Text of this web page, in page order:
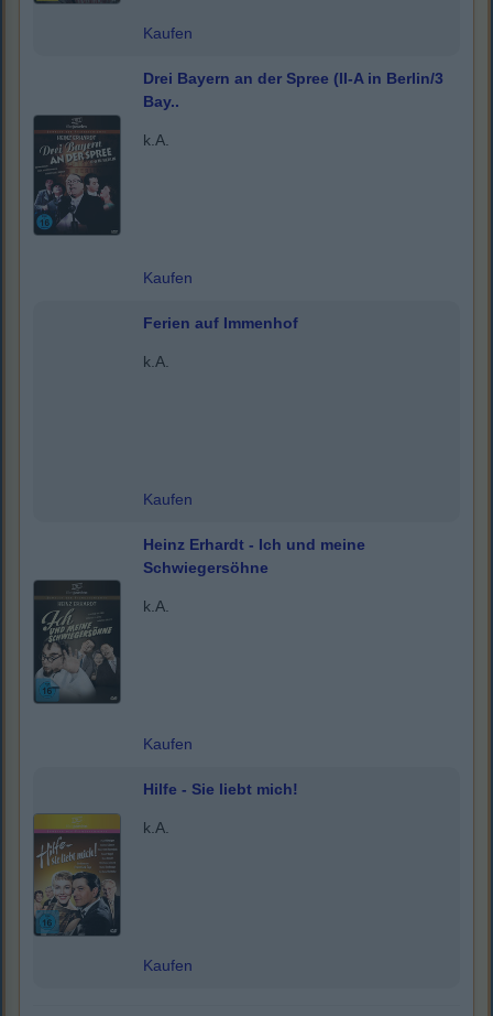
Kaufen
Drei Bayern an der Spree (II-A in Berlin/3
Bay..
k.A.
Kaufen
Ferien auf Immenhof
k.A.
Kaufen
Heinz Erhardt - Ich und meine
Schwiegersöhne
k.A.
Kaufen
Hilfe - Sie liebt mich!
k.A.
Kaufen